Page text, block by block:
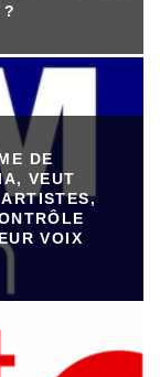
?
DE
VEUT
VOIX